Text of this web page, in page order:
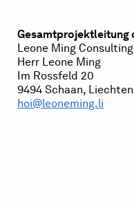
Gesamtprojektleitung
Leone Ming
Herr Leone Ming
Im Rossfeld 20
9494 Schaan,
hoi@leoneming.li